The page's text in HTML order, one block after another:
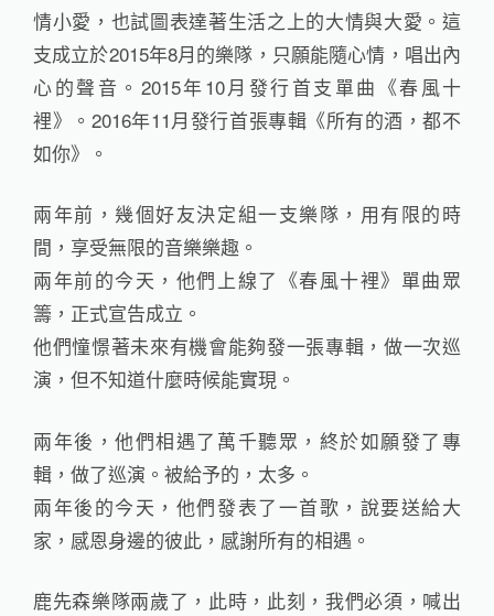
情小愛，也試圖表達著生活之上的大情與大愛。這
支成立於2015年8月的樂隊，只願能隨心情，唱出內
心的聲音。2015年10月發行首支單曲《春風十
裡》。2016年11月發行首張專輯《所有的酒，都不
如你》。
兩年前，幾個好友決定組一支樂隊，用有限的時
間，享受無限的音樂樂趣。
兩年前的今天，他們上線了《春風十裡》單曲眾
籌，正式宣告成立。
他們憧憬著未來有機會能夠發一張專輯，做一次巡
演，但不知道什麼時候能實現。
兩年後，他們相遇了萬千聽眾，終於如願發了專
輯，做了巡演。被給予的，太多。
兩年後的今天，他們發表了一首歌，說要送給大
家，感恩身邊的彼此，感謝所有的相遇。
鹿先森樂隊兩歲了，此時，此刻，我們必須，喊出